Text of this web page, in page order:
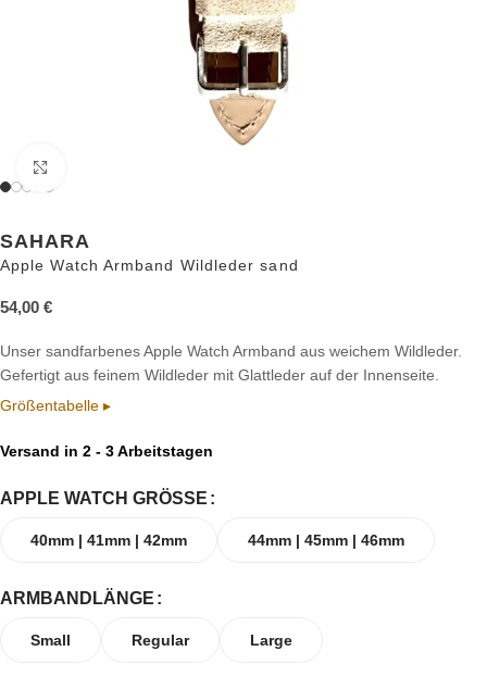
SAHARA
Apple Watch Armband Wildleder sand
54,00 €
Unser sandfarbenes Apple Watch Armband aus weichem Wildleder.
Gefertigt aus feinem Wildleder mit Glattleder auf der Innenseite.
Größentabelle ▸
Versand in 2 - 3 Arbeitstagen
APPLE WATCH GRÖSSE
40mm | 41mm | 42mm 44mm | 45mm | 46mm
ARMBANDLÄNGE
Small Regular Large